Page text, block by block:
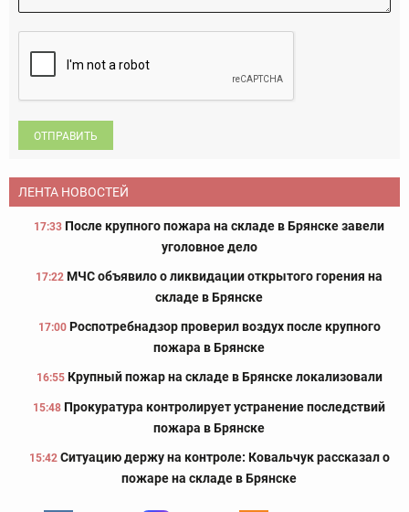
ОТПРАВИТЬ
ЛЕНТА НОВОСТЕЙ
17:33 После крупного пожара на складе в Брянске завели
уголовное дело
17:22 МЧС объявило о ликвидации открытого горения на
складе в Брянске
17:00 Роспотребнадзор проверил воздух после крупного
пожара в Брянске
16:55 Крупный пожар на складе в Брянске локализовали
15:48 Прокуратура контролирует устранение последствий
пожара в Брянске
15:42 Ситуацию держу на контроле: Ковальчук рассказал о
пожаре на складе в Брянске